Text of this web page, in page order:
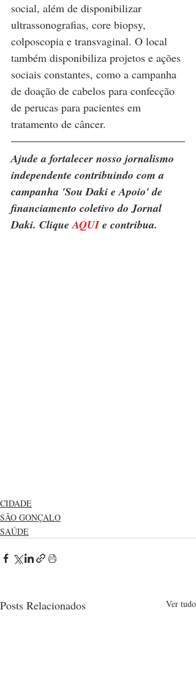
social, além de disponibilizar
ultrassonografias, core biopsy,
colposcopia e transvaginal. O local
também disponibiliza projetos e ações
sociais constantes, como a campanha
de doação de cabelos para confecção
de perucas para pacientes em
tratamento de câncer.
Ajude a fortalecer nosso jornalismo
independente contribuindo com a
campanha 'Sou Daki e Apoio' de
financiamento coletivo do Jornal
Daki. Clique AQUI e contribua.
CIDADE
SÃO GONÇALO
SAÚDE
Posts Relacionados Ver tudo